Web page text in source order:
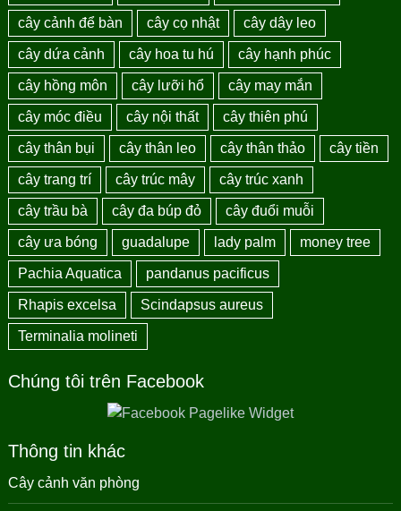
cây cảnh để bàn cây cọ nhật cây dây leo
cây dứa cảnh cây hoa tu hú cây hạnh phúc
cây hồng môn cây lưỡi hổ cây may mắn
cây móc điều cây nội thất cây thiên phú
cây thân bụi cây thân leo cây thân thảo cây tiền
cây trang trí cây trúc mây cây trúc xanh
cây trầu bà cây đa búp đỏ cây đuổi muỗi
cây ưa bóng guadalupe lady palm money tree
Pachia Aquatica pandanus pacificus
Rhapis excelsa Scindapsus aureus
Terminalia molineti
Chúng tôi trên Facebook
Thông tin khác
Cây cảnh văn phòng